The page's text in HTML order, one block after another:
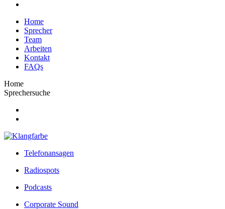
Home
Sprecher
Team
Arbeiten
Kontakt
FAQs
Home
Sprechersuche
Telefonansagen
Radiospots
Podcasts
Corporate Sound